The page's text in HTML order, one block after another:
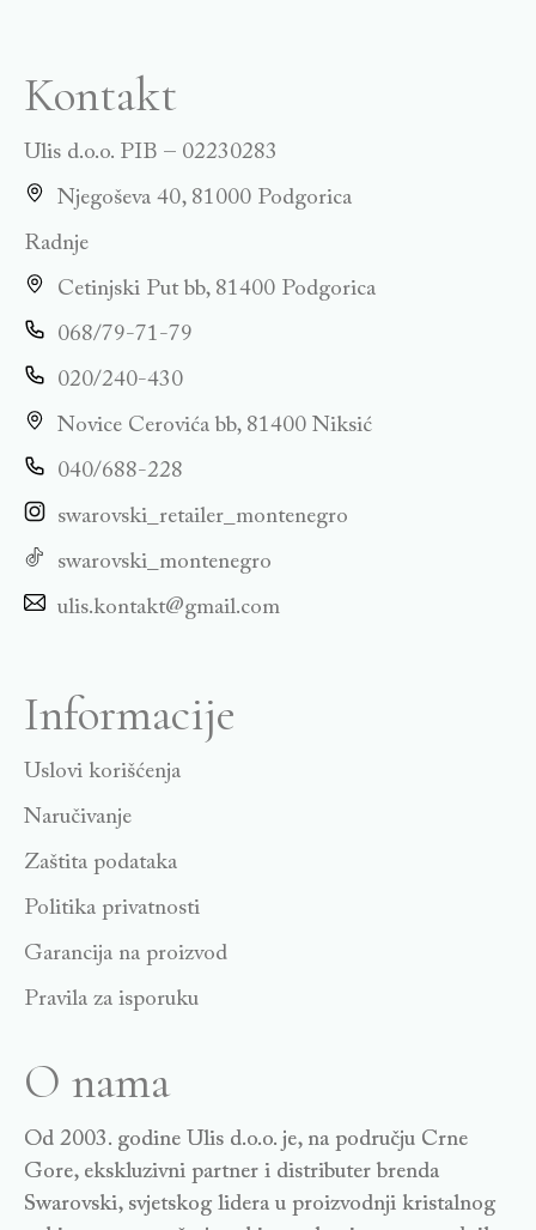
Kontakt
Ulis d.o.o. PIB – 02230283
Njegoševa 40, 81000 Podgorica
Radnje
Cetinjski Put bb, 81400 Podgorica
068/79-71-79
020/240-430
Novice Cerovića bb, 81400 Niksić
040/688-228
swarovski_retailer_montenegro
swarovski_montenegro
ulis.kontakt@gmail.com
Informacije
Uslovi korišćenja
Naručivanje
Zaštita podataka
Politika privatnosti
Garancija na proizvod
Pravila za isporuku
O nama
Od 2003. godine Ulis d.o.o. je, na području Crne
Gore, ekskluzivni partner i distributer brenda
Swarovski, svjetskog lidera u proizvodnji kristalnog